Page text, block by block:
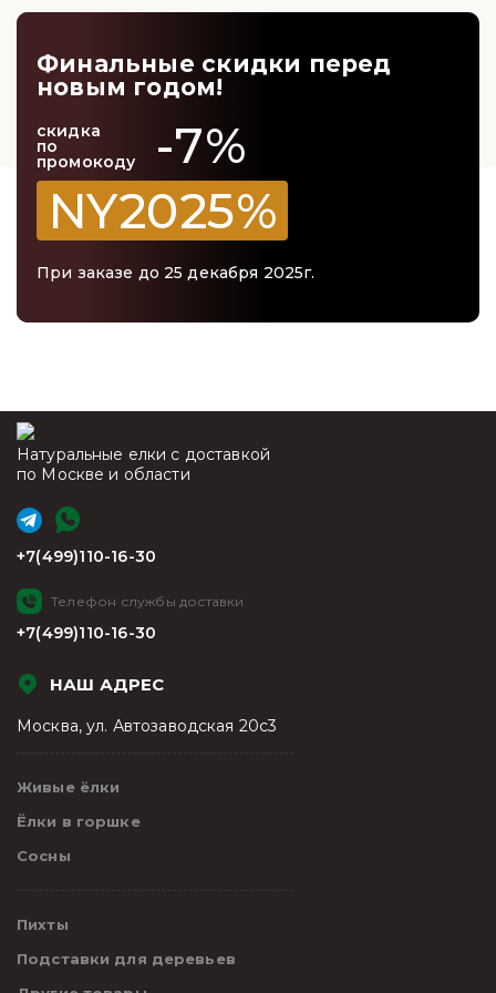
Финальные скидки перед
новым годом!
скидка -7%
по
промокоду
NY2025%
При заказе до 25 декабря 2025г.
Натуральные елки с доставкой
по Москве и области
+7(499)110-16-30
Телефон службы доставки
+7(499)110-16-30
Живые ёлки
Ёлки в горшке
Сосны
Пихты
Подставки для деревьев
НАШ АДРЕС
Москва, ул. Автозаводская 20с3